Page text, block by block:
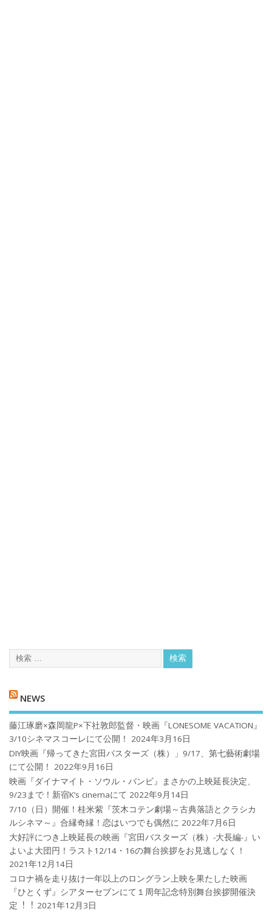
NEWS
藤江琢磨×森岡龍P×下社敦郎監督・映画『LONESOME VACATION』
3/10シネマスコーレにて公開！
2024年3月16日
DIY映画『帰ってきた宮田バスターズ（株）」9/17、第七藝術劇場
にて公開！
2022年9月16日
映画『ダイナマイト・ソウル・バンビ』まさかの上映延長決定、
9/23まで！新宿K’s cinemaにて 2022年9月14日
7/10（日）開催！桂米紫『茨木コテン劇場～古典落語とクラシカ
ルシネマ～』合縁奇縁！恋はいつでも偶然に 2022年7月6日
大好評につき上映延長の映画『宮田バスターズ（株）-大長編-』い
よいよ大団円！ラスト12/14・16の舞台挨拶をお見逃しなく！
2021年12月14日
コロナ禍を⾛り抜け⼀年以上のロングラン上映を果たした映画
『ひとくず』シアターセブンにて１周年記念特別舞台挨拶開催決
定︕︕ 2021年12月3日